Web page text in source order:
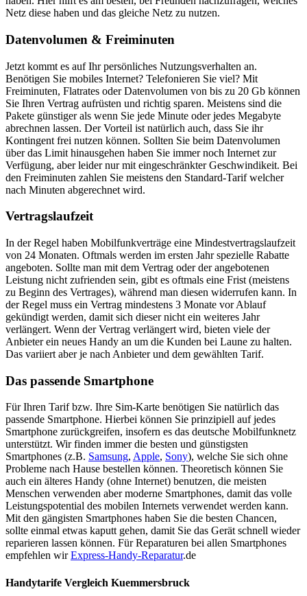
Netz diese haben und das gleiche Netz zu nutzen.
Datenvolumen & Freiminuten
Jetzt kommt es auf Ihr persönliches Nutzungsverhalten an.
Benötigen Sie mobiles Internet? Telefonieren Sie viel? Mit
Freiminuten, Flatrates oder Datenvolumen von bis zu 20 Gb können
Sie Ihren Vertrag aufrüsten und richtig sparen. Meistens sind die
Pakete günstiger als wenn Sie jede Minute oder jedes Megabyte
abrechnen lassen. Der Vorteil ist natürlich auch, dass Sie ihr
Kontingent frei nutzen können. Sollten Sie beim Datenvolumen
über das Limit hinausgehen haben Sie immer noch Internet zur
Verfügung, aber leider nur mit eingeschränkter Geschwindikeit. Bei
den Freiminuten zahlen Sie meistens den Standard-Tarif welcher
nach Minuten abgerechnet wird.
Vertragslaufzeit
In der Regel haben Mobilfunkverträge eine Mindestvertragslaufzeit
von 24 Monaten. Oftmals werden im ersten Jahr spezielle Rabatte
angeboten. Sollte man mit dem Vertrag oder der angebotenen
Leistung nicht zufrienden sein, gibt es oftmals eine Frist (meistens
zu Beginn des Vertrages), während man diesen widerrufen kann. In
der Regel muss ein Vertrag mindestens 3 Monate vor Ablauf
gekündigt werden, damit sich dieser nicht ein weiteres Jahr
verlängert. Wenn der Vertrag verlängert wird, bieten viele der
Anbieter ein neues Handy an um die Kunden bei Laune zu halten.
Das variiert aber je nach Anbieter und dem gewählten Tarif.
Das passende Smartphone
Für Ihren Tarif bzw. Ihre Sim-Karte benötigen Sie natürlich das
passende Smartphone. Hierbei können Sie prinzipiell auf jedes
Smartphone zurückgreifen, insofern es das deutsche Mobilfunknetz
unterstützt. Wir finden immer die besten und günstigsten
Smartphones (z.B. Samsung, Apple, Sony), welche Sie sich ohne
Probleme nach Hause bestellen können. Theoretisch können Sie
auch ein älteres Handy (ohne Internet) benutzen, die meisten
Menschen verwenden aber moderne Smartphones, damit das volle
Leistungspotential des mobilen Internets verwendet werden kann.
Mit den gängisten Smartphones haben Sie die besten Chancen,
sollte einmal etwas kaputt gehen, damit Sie das Gerät schnell wieder
reparieren lassen können. Für Reparaturen bei allen Smartphones
empfehlen wirExpress-Handy-Reparatur.de
Handytarife Vergleich Kuemmersbruck